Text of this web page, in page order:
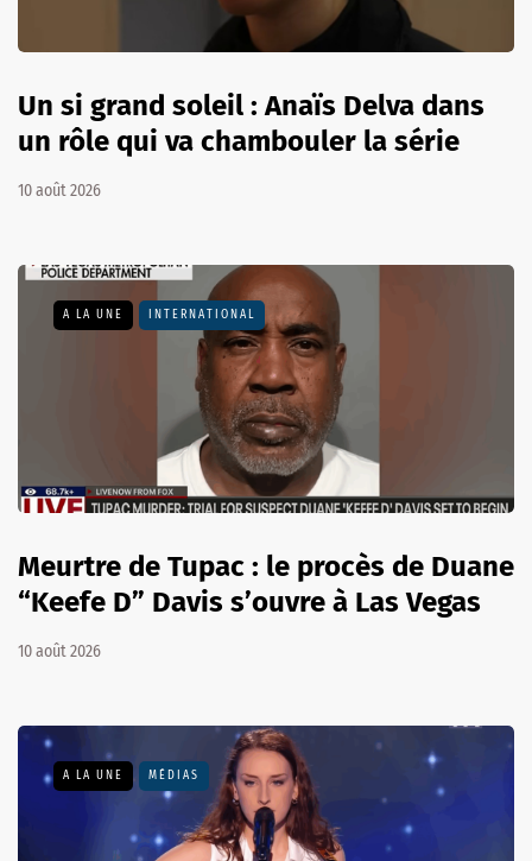
Un si grand soleil : Anaïs Delva dans
un rôle qui va chambouler la série
10 août 2026
A LA UNE INTERNATIONAL
Meurtre de Tupac : le procès de Duane
“Keefe D” Davis s’ouvre à Las Vegas
10 août 2026
A LA UNE MÉDIAS